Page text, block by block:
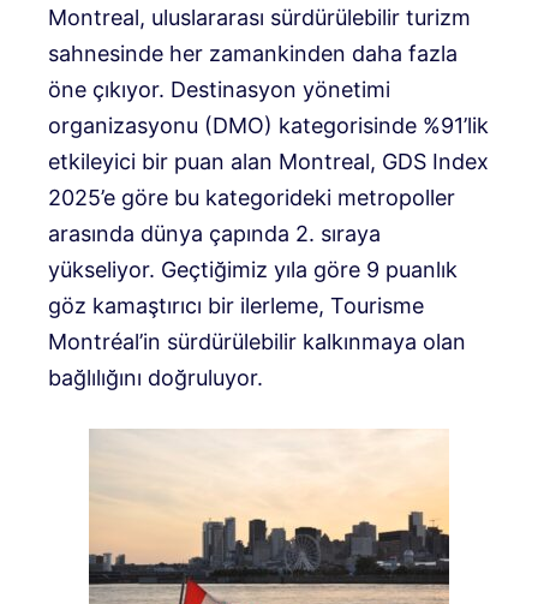
Montreal, uluslararası sürdürülebilir turizm
sahnesinde her zamankinden daha fazla
öne çıkıyor. Destinasyon yönetimi
organizasyonu (DMO) kategorisinde %91’lik
etkileyici bir puan alan Montreal, GDS Index
2025’e göre bu kategorideki metropoller
arasında dünya çapında 2. sıraya
yükseliyor. Geçtiğimiz yıla göre 9 puanlık
göz kamaştırıcı bir ilerleme, Tourisme
Montréal’in sürdürülebilir kalkınmaya olan
bağlılığını doğruluyor.